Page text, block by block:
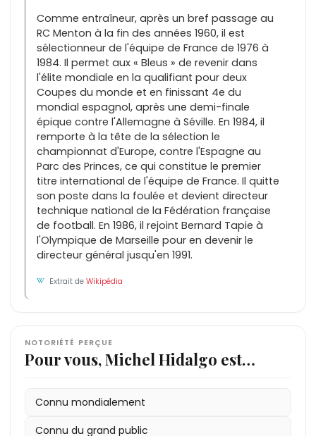
Comme entraîneur, après un bref passage au
RC Menton à la fin des années 1960, il est
sélectionneur de l'équipe de France de 1976 à
1984. Il permet aux « Bleus » de revenir dans
l'élite mondiale en la qualifiant pour deux
Coupes du monde et en finissant 4e du
mondial espagnol, après une demi-finale
épique contre l'Allemagne à Séville. En 1984, il
remporte à la tête de la sélection le
championnat d'Europe, contre l'Espagne au
Parc des Princes, ce qui constitue le premier
titre international de l'équipe de France. Il quitte
son poste dans la foulée et devient directeur
technique national de la Fédération française
de football. En 1986, il rejoint Bernard Tapie à
l'Olympique de Marseille pour en devenir le
directeur général jusqu'en 1991.
Extrait deWikipédia
NOTORIÉTÉ PERÇUE
Pour vous, Michel Hidalgo est…
Connu mondialement
Connu du grand public